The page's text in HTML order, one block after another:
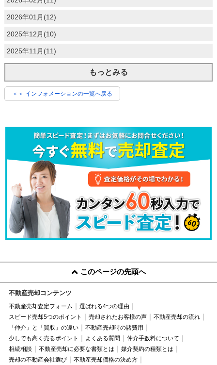
2026年01月(12)
2025年12月(10)
2025年11月(11)
もっとみる
＜＜ インフォメーションの一覧へ戻る
このページの先頭へ
不動産売却コンテンツ
不動産売却査定フォーム
選ばれる4つの理由
スピード売却5つのポイント
売却されたお客様の声
不動産売却の流れ
「仲介」と「買取」の違い
不動産売却時の諸費用
少しでも高く売るポイント
よくある質問
仲介手数料について
相続相談
不動産売却に必要な書類とは
媒介契約の種類とは
売却の不動産会社選び
不動産売却価格の決め方